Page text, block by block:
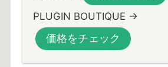
PLUGIN BOUTIQUE →
価格をチェック